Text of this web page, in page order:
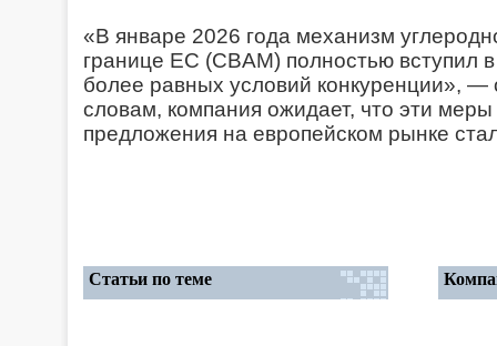
«В январе 2026 года механизм
границе ЕС (CBAM) полностью вступил
более равных условий конкуренции»,
словам, компания ожидает, что эти
предложения на европейском рынке
Статьи по теме